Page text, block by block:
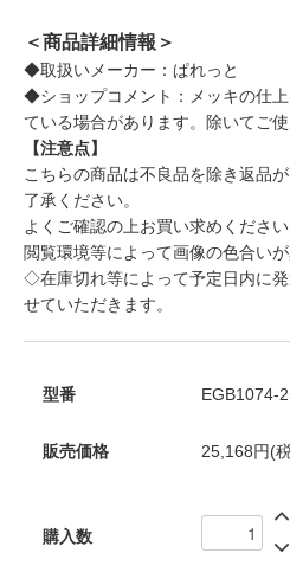
＜商品詳細情報＞
◆取扱いメーカー：ぱれっと
◆ショップコメント：メッキの仕
ている場合があります。除いてご使
【注意点】
こちらの商品は不良品を除き返品
了承ください。
よくご確認の上お買い求めください
閲覧環境等によって画像の色合い
◇在庫切れ等によって予定日内に
せていただきます。
型番 EGB1074-
販売価格 25,168円(
購入数